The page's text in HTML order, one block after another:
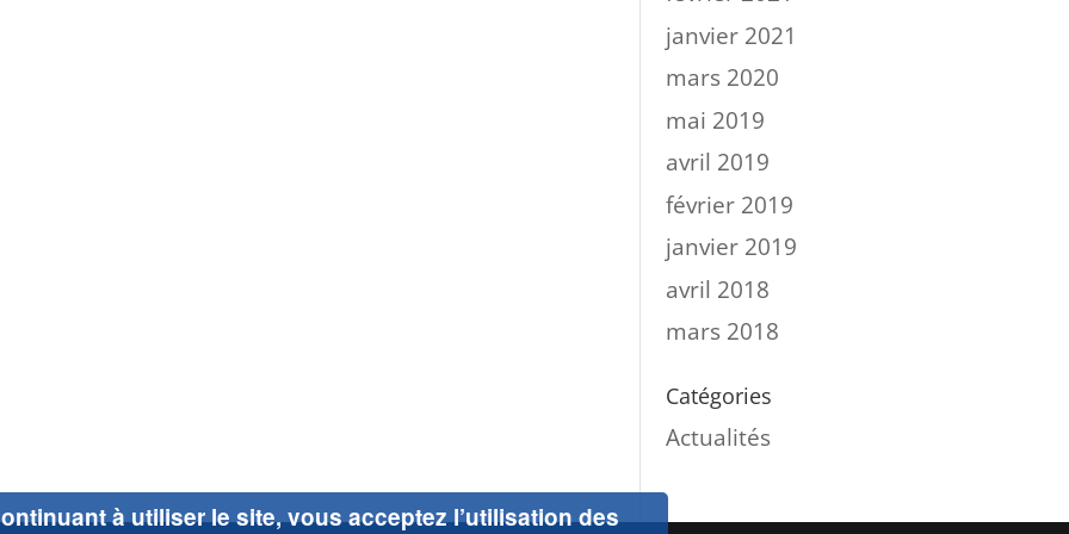
janvier 2021
mars 2020
mai 2019
avril 2019
février 2019
janvier 2019
avril 2018
mars 2018
Catégories
Actualités
à utiliser le site, vous acceptez l’utilisation des